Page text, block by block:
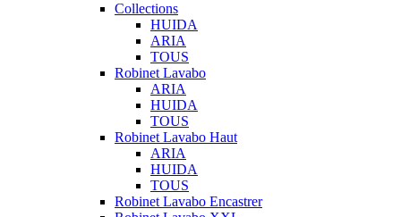
Collections
HUIDA
ARIA
TOUS
Robinet Lavabo
ARIA
HUIDA
TOUS
Robinet Lavabo Haut
ARIA
HUIDA
TOUS
Robinet Lavabo Encastrer